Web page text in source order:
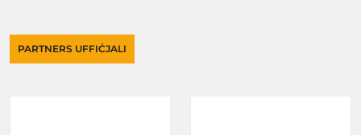
PARTNERS UFFIĊJALI